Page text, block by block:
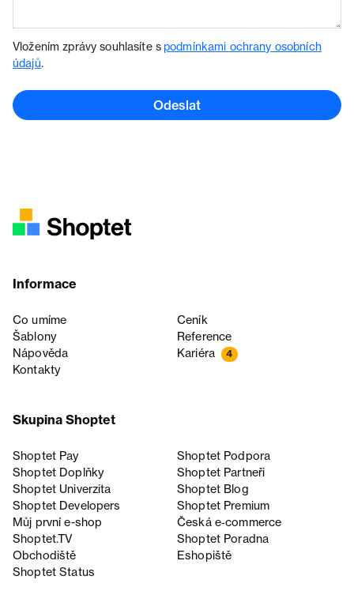
Vložením zprávy souhlasíte spodmínkami ochrany osobních
údajů.
Odeslat
Informace
Co umíme
Ceník
Šablony
Reference
Nápověda
Kariéra 4
Kontakty
Skupina Shoptet
Shoptet Pay
Shoptet Podpora
Shoptet Doplňky
Shoptet Partneři
Shoptet Univerzita
Shoptet Blog
Shoptet Developers
Shoptet Premium
Můj první e-shop
Česká e‑commerce
Shoptet.TV
Shoptet Poradna
Obchodiště
Eshopiště
Shoptet Status